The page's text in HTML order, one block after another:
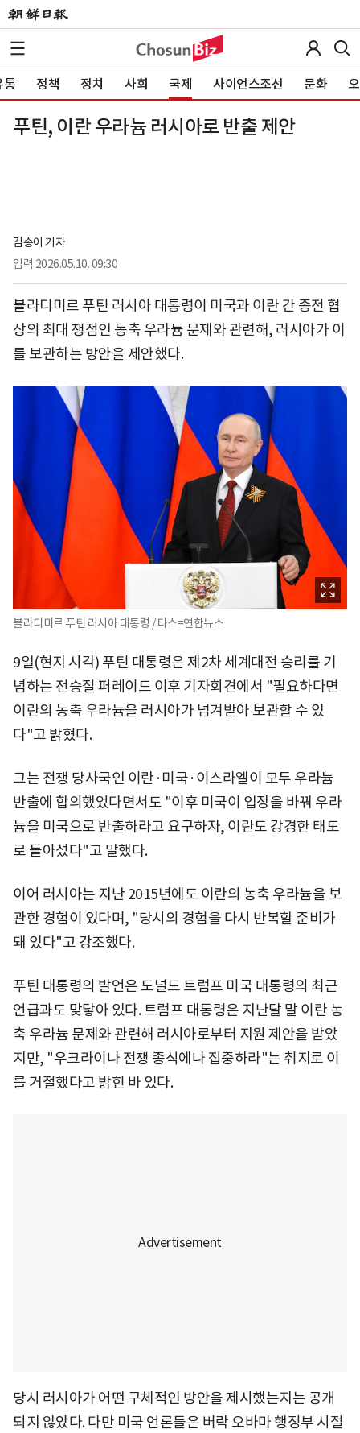
통 정책 정치 사회 국제 사이언스조선 문화
푸틴, 이란 우라늄 러시아로 반출 제안
김송이 기자
입력 2026.05.10. 09:30
블라디미르 푸틴 러시아 대통령이 미국과 이란 간 종전 협
상의 최대 쟁점인 농축 우라늄 문제와 관련해, 러시아가 이
를 보관하는 방안을 제안했다.
블라디미르 푸틴 러시아 대통령 / 타스=연합뉴스
9일(현지 시각) 푸틴 대통령은 제2차 세계대전 승리를 기
념하는 전승절 퍼레이드 이후 기자회견에서 "필요하다면
이란의 농축 우라늄을 러시아가 넘겨받아 보관할 수 있
다"고 밝혔다.
그는 전쟁 당사국인 이란·미국·이스라엘이 모두 우라늄
반출에 합의했었다면서도 "이후 미국이 입장을 바꿔 우라
늄을 미국으로 반출하라고 요구하자, 이란도 강경한 태도
로 돌아섰다"고 말했다.
이어 러시아는 지난 2015년에도 이란의 농축 우라늄을 보
관한 경험이 있다며, "당시의 경험을 다시 반복할 준비가
돼 있다"고 강조했다.
푸틴 대통령의 발언은 도널드 트럼프 미국 대통령의 최근
언급과도 맞닿아 있다. 트럼프 대통령은 지난달 말 이란 농
축 우라늄 문제와 관련해 러시아로부터 지원 제안을 받았
지만, "우크라이나 전쟁 종식에나 집중하라"는 취지로 이
를 거절했다고 밝힌 바 있다.
당시 러시아가 어떤 구체적인 방안을 제시했는지는 공개
되지 않았다. 다만 미국 언론들은 버락 오바마 행정부 시절